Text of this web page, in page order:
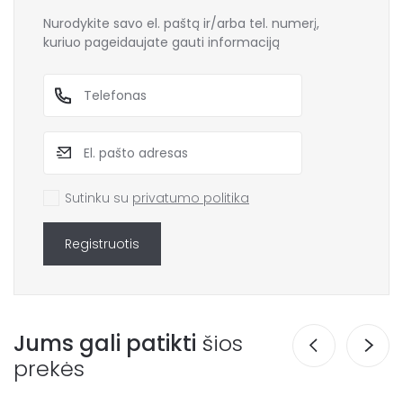
Nurodykite savo el. paštą ir/arba tel. numerį,
kuriuo pageidaujate gauti informaciją
Sutinku su privatumo politika
Registruotis
Jums gali patikti šios
prekės